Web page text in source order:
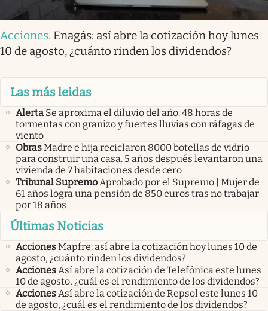
Acciones. Enagás: así abre la cotización hoy lunes
10 de agosto, ¿cuánto rinden los dividendos?
Las más leidas
Alerta Se aproxima el diluvio del año: 48 horas de
tormentas con granizo y fuertes lluvias con ráfagas de
viento
ObrasMadre e hija reciclaron 8000 botellas de vidrio
para construir una casa. 5 años después levantaron una
vivienda de 7 habitaciones desde cero
Tribunal SupremoAprobado por el Supremo | Mujer de
61 años logra una pensión de 850 euros tras no trabajar
por 18 años
Últimas Noticias
AccionesMapfre: así abre la cotización hoy lunes 10 de
agosto, ¿cuánto rinden los dividendos?
AccionesAsí abre la cotización de Telefónica este lunes
10 de agosto, ¿cuál es el rendimiento de los dividendos?
AccionesAsí abre la cotización de Repsol este lunes 10
de agosto, ¿cuál es el rendimiento de los dividendos?